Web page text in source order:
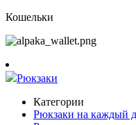
Кошельки
Рюкзаки
Категории
Рюкзаки на каждый